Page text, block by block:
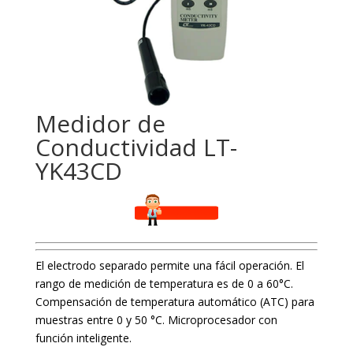
Medidor de
Conductividad LT-
YK43CD
El electrodo separado permite una fácil operación. El
rango de medición de temperatura es de 0 a 60°C.
Compensación de temperatura automático (ATC) para
muestras entre 0 y 50 °C. Microprocesador con
función inteligente.